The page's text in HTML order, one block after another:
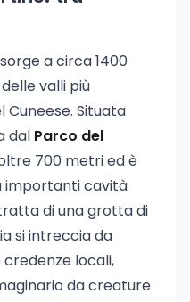
sorge a circa 1400
valli più
Cuneese. Situata
dal Parco del
700 metri ed è
importanti cavità
di una grotta di
si intreccia da
locali,
da creature